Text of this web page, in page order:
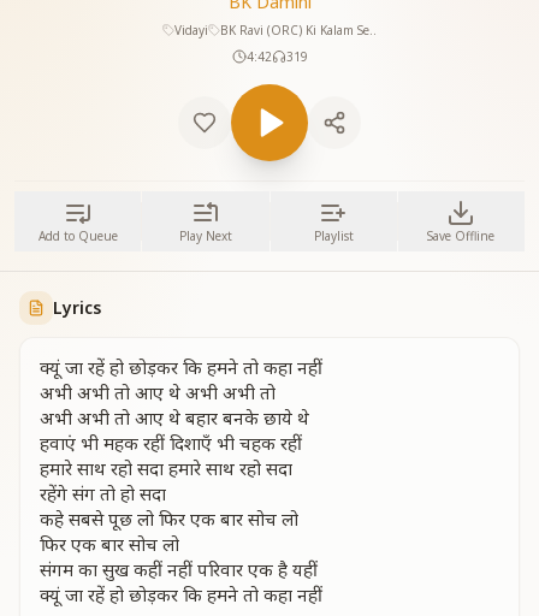
Vidayi
BK Ravi (ORC) Ki Kalam Se..
4:42
319
Add to Queue Play Next Playlist Save Offline
Lyrics
क्यूं जा रहें हो छोड़कर कि हमने तो कहा नहीं
अभी अभी तो आए थे अभी अभी तो
अभी अभी तो आए थे बहार बनके छाये थे
हवाएं भी महक रहीं दिशाएँ भी चहक रहीं
हमारे साथ रहो सदा हमारे साथ रहो सदा
रहेंगे संग तो हो सदा
कहे सबसे पूछ लो फिर एक बार सोच लो
फिर एक बार सोच लो
संगम का सुख कहीं नहीं परिवार एक है यहीं
क्यूं जा रहें हो छोड़कर कि हमने तो कहा नहीं